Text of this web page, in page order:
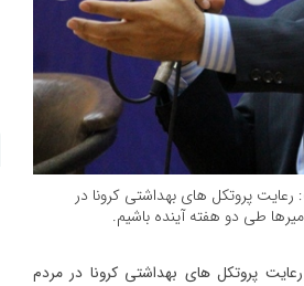
پروتکل های بهداشتی کرونا در
طی دو هفته آینده باشیم.
پروتکل های بهداشتی کرونا در مردم